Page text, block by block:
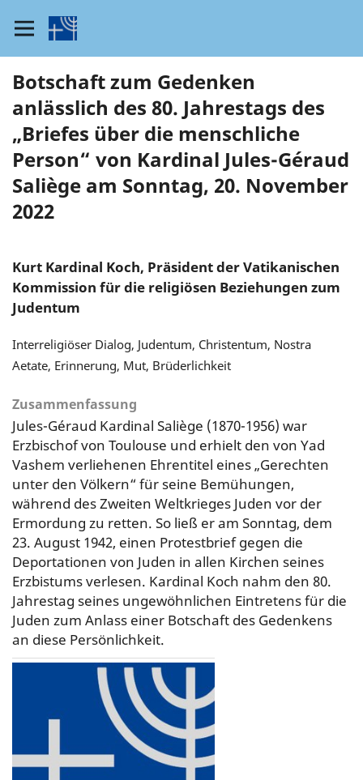
Botschaft zum Gedenken
anlässlich des 80. Jahrestags des
„Briefes über die menschliche
Person“ von Kardinal Jules-Géraud
Saliège am Sonntag, 20. November
2022
Kurt Kardinal Koch, Präsident der Vatikanischen
Kommission für die religiösen Beziehungen zum
Judentum
Interreligiöser Dialog, Judentum, Christentum, Nostra
Aetate, Erinnerung, Mut, Brüderlichkeit
Zusammenfassung
Jules-Géraud Kardinal Saliège (1870-1956) war
Erzbischof von Toulouse und erhielt den von Yad
Vashem verliehenen Ehrentitel eines „Gerechten
unter den Völkern“ für seine Bemühungen,
während des Zweiten Weltkrieges Juden vor der
Ermordung zu retten. So ließ er am Sonntag, dem
23. August 1942, einen Protestbrief gegen die
Deportationen von Juden in allen Kirchen seines
Erzbistums verlesen. Kardinal Koch nahm den 80.
Jahrestag seines ungewöhnlichen Eintretens für die
Juden zum Anlass einer Botschaft des Gedenkens
an diese Persönlichkeit.